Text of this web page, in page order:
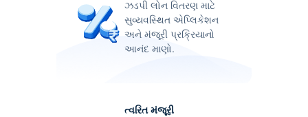
ઝડપી લોન વિતરણ માટે
સુવ્યવસ્થિત એપ્લિકેશન
અને મંજૂરી પ્રક્રિયાનો
આનંદ માણો.
ત્વરિત મંજૂરી